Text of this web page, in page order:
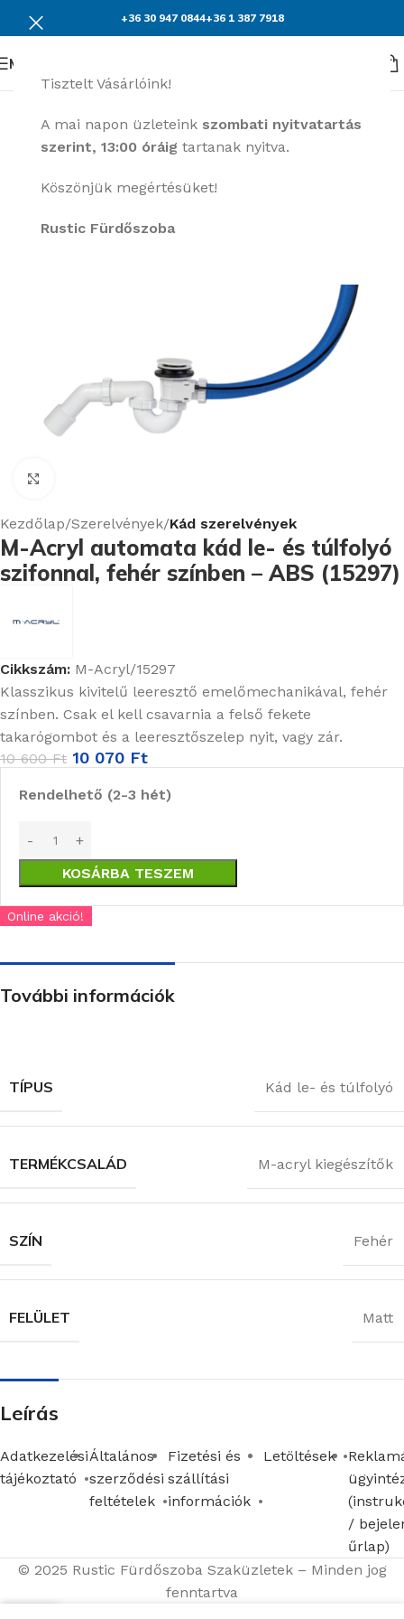
Tisztelt Vásárlóink!
A mai napon üzleteink szombati nyitvatartás
szerint, 13:00 óráig tartanak nyitva.
Köszönjük megértésüket!
Rustic Fürdőszoba
+36 30 947 0844+36 1 387 7918
Menü
Kezdőlap Szerelvények Kád szerelvények
M-Acryl automata kád le- és túlfolyó
szifonnal, fehér színben – ABS (15297)
Cikkszám: M-Acryl/15297
Klasszikus kivitelű leeresztő emelőmechanikával, fehér
színben. Csak el kell csavarnia a felső fekete
takarógombot és a leeresztőszelep nyit, vagy zár.
10 600Ft 10 070 Ft
Rendelhető (2-3 hét)
KOSÁRBA TESZEM
Online akció!
További információk
TÍPUS Kád le- és túlfolyó
TERMÉKCSALÁD M-acryl kiegészítők
SZÍN Fehér
FELÜLET Matt
Leírás
Adatkezelési
tájékoztató
Általános
szerződési
feltételek
Fizetési és
szállítási
információk
Letöltések
/
űrlap)
© 2025 Rustic Fürdőszoba Szaküzletek – Minden jog
fenntartva